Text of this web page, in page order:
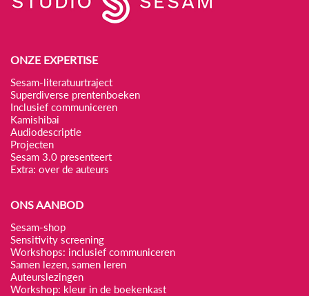
ONZE EXPERTISE
Sesam-literatuurtraject
Superdiverse prentenboeken
Inclusief communiceren
Kamishibai
Audiodescriptie
Projecten
Sesam 3.0 presenteert
Extra: over de auteurs
ONS AANBOD
Sesam-shop
Sensitivity screening
Workshops: inclusief communiceren
Samen lezen, samen leren
Auteurslezingen
Workshop: kleur in de boekenkast